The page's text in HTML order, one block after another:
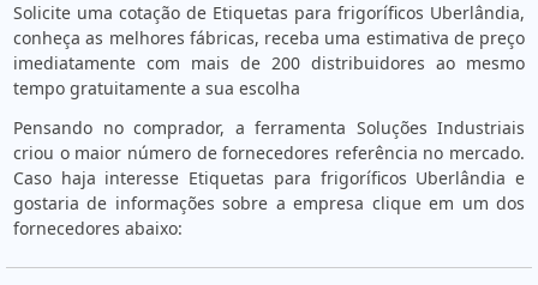
Solicite uma cotação de Etiquetas para frigoríficos Uberlândia,
conheça as melhores fábricas, receba uma estimativa de preço
imediatamente com mais de 200 distribuidores ao mesmo
tempo gratuitamente a sua escolha
Pensando no comprador, a ferramenta Soluções Industriais
criou o maior número de fornecedores referência no mercado.
Caso haja interesse Etiquetas para frigoríficos Uberlândia e
gostaria de informações sobre a empresa clique em um dos
fornecedores abaixo: